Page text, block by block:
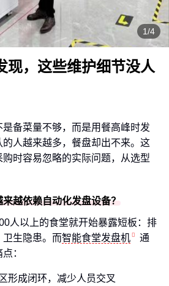
1/4
现，这些维护细节没人
备菜量不够，而是用餐高峰时发
人越来越多，餐盘却出不来。这
时容易忽略的实际问题，从选型
越依赖自动化发盘设备？
人以上的食堂就开始暴露短板：排
卫生隐患。而智能食堂发盘机
通
：
形成闭环，减少人员交叉